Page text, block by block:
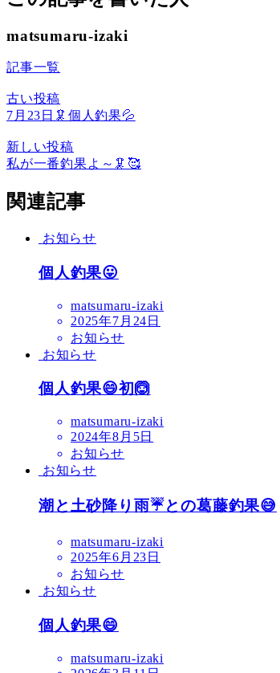
matsumaru-izaki
記事一覧
古い投稿
7月23日🦑個人釣果💦
新しい投稿
私が一番釣果よ～🦑🥰
関連記事
お知らせ
個人釣果😛
matsumaru-izaki
2025年7月24日
お知らせ
お知らせ
個人釣果😄初🙆
matsumaru-izaki
2024年8月5日
お知らせ
お知らせ
潮と土砂降り雨☔との葛藤釣果😅
matsumaru-izaki
2025年6月23日
お知らせ
お知らせ
個人釣果😄
matsumaru-izaki